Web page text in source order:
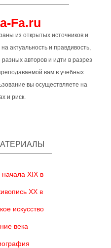
Fa.ru
из открытых источников и
актуальность и правдивость,
авторов и идти в разрез
вам в учебных
вы осуществляете на
и риск.
XIX в
XX в
искусство
века